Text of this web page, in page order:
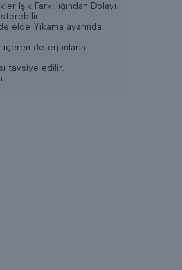
Işık Farklılığından Dolayı
elde Yıkama ayarında
içeren deterjanların
tavsiye edilir.